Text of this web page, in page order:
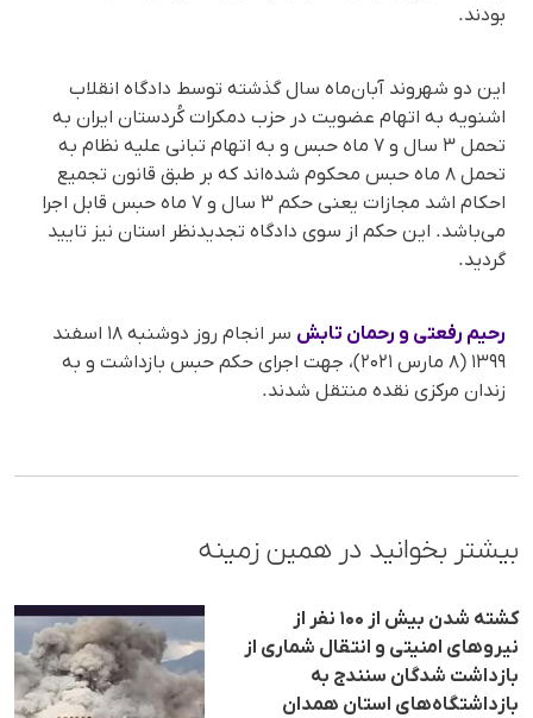
بودند.
این دو شهروند آبان‌ماه سال گذشته توسط دادگاه انقلاب
اشنویه به اتهام عضویت در حزب دمکرات کُردستان ایران به
تحمل ۳ سال و ۷ ماه حبس و به اتهام تبانی علیه نظام به
تحمل ۸ ماه حبس محکوم شده‌اند که بر طبق قانون تجمیع
احکام اشد مجازات یعنی حکم ۳ سال و ۷ ماه حبس قابل اجرا
می‌باشد. این حکم از سوی دادگاه تجدیدنظر استان نیز تایید
گردید.
رحیم رفعتی و رحمان تابش
سر انجام روز دوشنبه ۱۸ اسفند
۱۳۹۹ (۸ مارس ۲۰۲۱)، جهت اجرای حکم حبس بازداشت و به
زندان مرکزی نقده منتقل شدند.
بیشتر بخوانید در همین زمینه
کشته شدن بیش از ۱۰۰ نفر از
نیروهای امنیتی و انتقال شماری از
بازداشت شدگان سنندج به
بازداشتگاه‌های استان همدان